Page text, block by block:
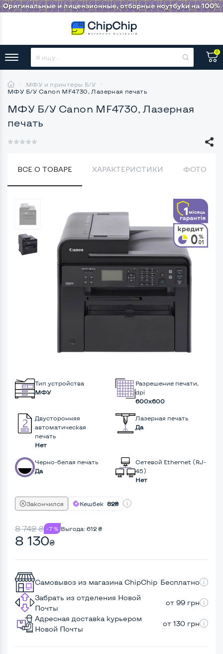
0
МФУ и принтеры Б/У
МФУ Б/У Canon MF4730, Лазерная печать
МФУ Б/У Canon MF4730, Лазерная
печать
ВСЕ О ТОВАРЕ ХАРАКТЕРИСТИКИ ФОТО
Тип устройства
МФУ
Разрешение печати,
dpi
600x600
Двусторонняя
автоматическая
печать
Нет
Лазерная печать
Да
Черно-белая печать
Да
Сетевой Ethernet (RJ-
45)
Нет
Закончился Кешбек 82₴
8 742₴ -7 % Выгода: 612 ₴
8 130₴
Самовывоз из магазина ChipChip Бесплатно
Забрать из отделения Новой
Почты
от 99 грн
Адресная доставка курьером
Новой Почты
от 130 грн